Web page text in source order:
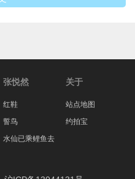
张悦然
红鞋
誓鸟
水仙已乘鲤鱼去
关于
站点地图
约拍宝